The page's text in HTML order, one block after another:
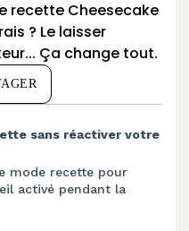
recette Cheesecake
? Le laisser
Ça change tout.
sans réactiver votre
mode recette pour
activé pendant la